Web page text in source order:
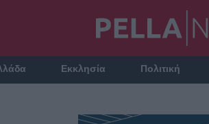
Εκκλησία Πολιτική